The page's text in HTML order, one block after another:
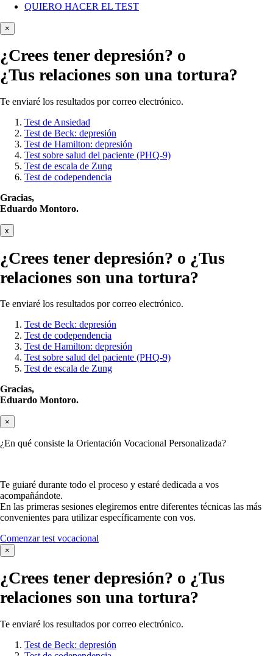
QUIERO HACER EL TEST
×
¿Crees tener depresión? o
¿Tus relaciones son una tortura?
Te enviaré los resultados por correo electrónico.
Test de Ansiedad
Test de Beck: depresión
Test de Hamilton: depresión
Test sobre salud del paciente (PHQ-9)
Test de escala de Zung
Test de codependencia
Gracias,
Eduardo Montoro.
x
¿Crees tener depresión? o ¿Tus
relaciones son una tortura?
Te enviaré los resultados por correo electrónico.
Test de Beck: depresión
Test de codependencia
Test de Hamilton: depresión
Test sobre salud del paciente (PHQ-9)
Test de escala de Zung
Gracias,
Eduardo Montoro.
×
¿En qué consiste la Orientación Vocacional Personalizada?
Te guiaré durante todo el proceso y estaré dedicada a vos
acompañándote.
En las primeras sesiones elegiremos entre diferentes técnicas las más
convenientes para utilizar específicamente con vos.
Comenzar test vocacional
×
¿Crees tener depresión? o ¿Tus
relaciones son una tortura?
Te enviaré los resultados por correo electrónico.
Test de Beck: depresión